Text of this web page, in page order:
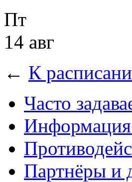
Пт
14 авг
← К
Часто
Партнёры и